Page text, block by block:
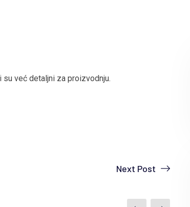
već detaljni za proizvodnju.
Next Post